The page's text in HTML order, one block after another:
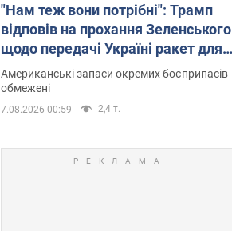
"Нам теж вони потрібні": Трамп
відповів на прохання Зеленського
щодо передачі Україні ракет для
Patriot
Американські запаси окремих боєприпасів
обмежені
7.08.2026 00:59 2,4 т.